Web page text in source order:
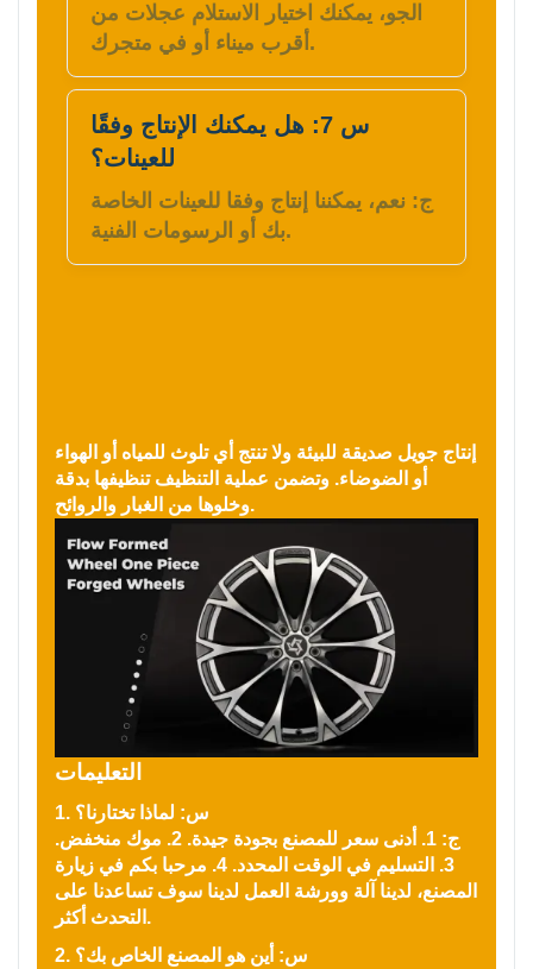
الجو، يمكنك اختيار الاستلام عجلات من
أقرب ميناء أو في متجرك.
س 7: هل يمكنك الإنتاج وفقًا
للعينات؟
ج: نعم، يمكننا إنتاج وفقا للعينات الخاصة
بك أو الرسومات الفنية.
إنتاج جويل صديقة للبيئة ولا تنتج أي تلوث للمياه أو الهواء
أو الضوضاء. وتضمن عملية التنظيف تنظيفها بدقة
وخلوها من الغبار والروائح.
التعليمات
1. س: لماذا تختارنا؟
ج: 1. أدنى سعر للمصنع بجودة جيدة. 2. موك منخفض.
3. التسليم في الوقت المحدد. 4. مرحبا بكم في زيارة
المصنع، لدينا آلة وورشة العمل لدينا سوف تساعدنا على
التحدث أكثر.
2. س: أين هو المصنع الخاص بك؟